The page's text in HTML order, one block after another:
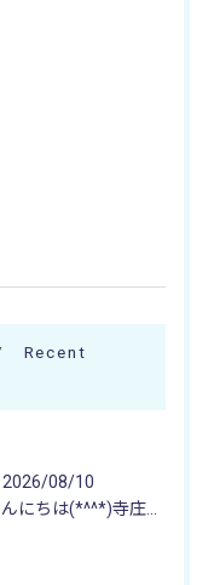
Recent
2026/08/10